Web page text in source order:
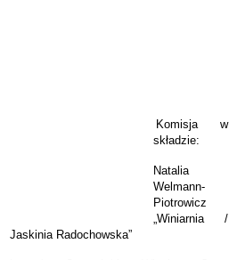
Komisja w
składzie:
Natalia
Welmann-
Piotrowicz
„Winiarnia /
Jaskinia Radochowska”